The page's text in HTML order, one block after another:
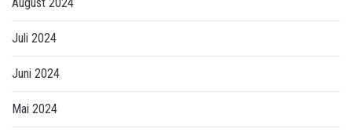
Juli 2024
Juni 2024
Mai 2024